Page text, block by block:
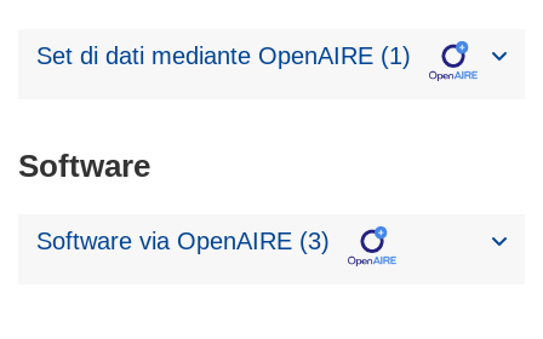
Set di dati mediante OpenAIRE (1)
Software
Software via OpenAIRE (3)